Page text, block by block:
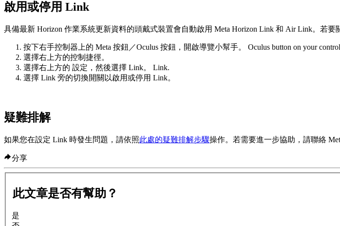
啟用或停用 Link
具備最新 Horizon 作業系統更新資料的頭戴式裝置會自動啟用 Meta Horizon Link 和 Air Link。若要
按下右手控制器上的 Meta 按鈕 ／Oculus 按鈕 ，開啟導覽小幫手。 Oculus button on your
選擇右上方的控制捷徑。
選擇右上方的 設定 ，然後選擇 Link。 Link.
選擇 Link 旁的切換開關以啟用或停用 Link。
疑難排解
如果您在設定 Link 時發生問題，請依照此處的疑難排解步驟操作。若需要進一步協助，請聯絡
分享
此文章是否有幫助？
是